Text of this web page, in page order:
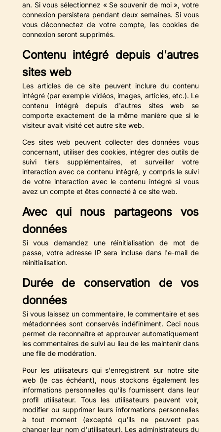
an. Si vous sélectionnez « Se souvenir de moi », votre
connexion persistera pendant deux semaines. Si vous
vous déconnectez de votre compte, les cookies de
connexion seront supprimés.
Contenu intégré depuis d'autres
sites web
Les articles de ce site peuvent inclure du contenu
intégré (par exemple vidéos, images, articles, etc.). Le
contenu intégré depuis d'autres sites web se
comporte exactement de la même manière que si le
visiteur avait visité cet autre site web.
Ces sites web peuvent collecter des données vous
concernant, utiliser des cookies, intégrer des outils de
suivi tiers supplémentaires, et surveiller votre
interaction avec ce contenu intégré, y compris le suivi
de votre interaction avec le contenu intégré si vous
avez un compte et êtes connecté à ce site web.
Avec qui nous partageons vos
données
Si vous demandez une réinitialisation de mot de
passe, votre adresse IP sera incluse dans l'e-mail de
réinitialisation.
Durée de conservation de vos
données
Si vous laissez un commentaire, le commentaire et ses
métadonnées sont conservés indéfiniment. Ceci nous
permet de reconnaître et approuver automatiquement
les commentaires de suivi au lieu de les maintenir dans
une file de modération.
Pour les utilisateurs qui s'enregistrent sur notre site
web (le cas échéant), nous stockons également les
informations personnelles qu'ils fournissent dans leur
profil utilisateur. Tous les utilisateurs peuvent voir,
modifier ou supprimer leurs informations personnelles
à tout moment (excepté qu'ils ne peuvent pas
changer leur nom d'utilisateur). Les administrateurs du